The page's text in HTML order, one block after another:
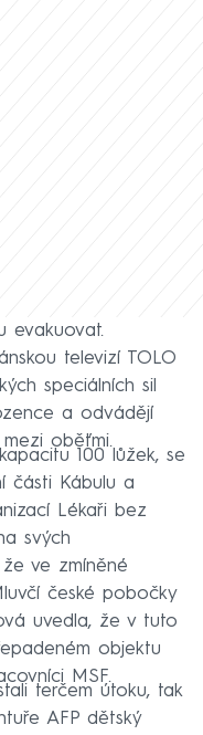
evakuovat.
televizí TOLO
speciálních sil
a odvádějí
oběťmi.
100 lůžek, se
části Kábulu a
Lékaři bez
svých
ve zmíněné
české pobočky
uvedla, že v tuto
objektu
MSF.
terčem útoku, tak
AFP dětský